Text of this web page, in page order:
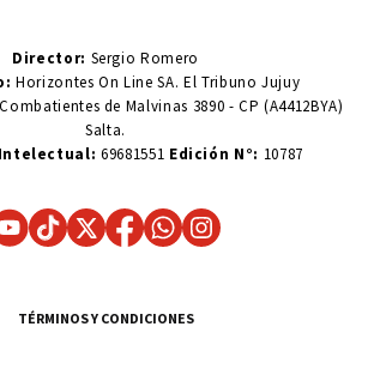
Director: Sergio Romero
Horizontes On Line SA. El Tribuno Jujuy
de Malvinas 3890 - CP (A4412BYA)
Salta.
69681551 Edición N°: 10787
TÉRMINOS Y CONDICIONES